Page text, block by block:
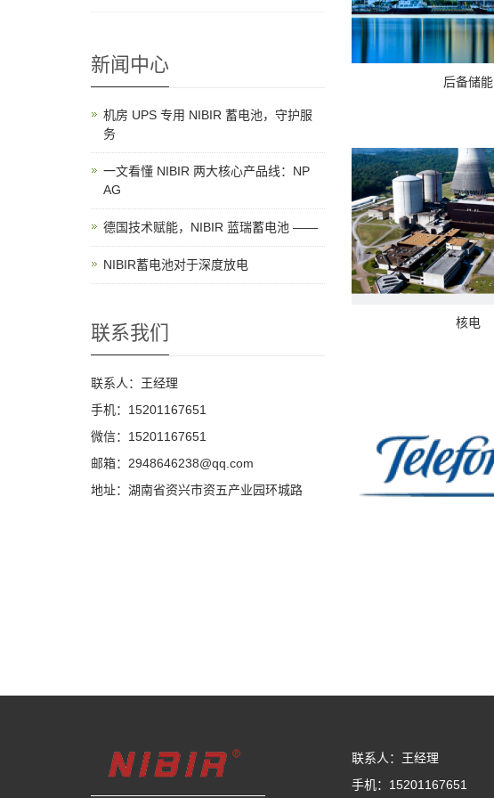
后备储能
核电
新闻中心
机房 UPS 专用 NIBIR 蓄电池，守护服
务
一文看懂 NIBIR 两大核心产品线：NP
AG
德国技术赋能，NIBIR 蓝瑞蓄电池 ——
NIBIR蓄电池对于深度放电
联系我们
联系人：王经理
手机：15201167651
微信：15201167651
邮箱：2948646238@qq.com
地址：湖南省资兴市资五产业园环城路
联系人：王经理
手机：15201167651